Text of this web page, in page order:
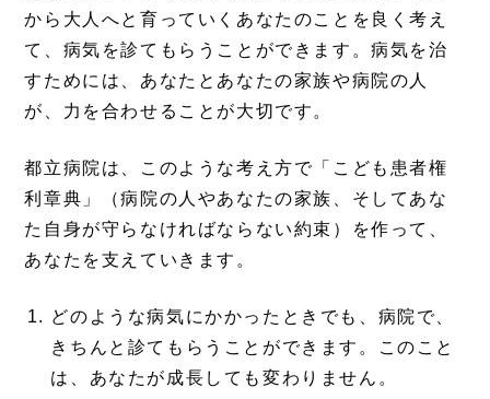
から大人へと育っていくあなたのことを良く考え
て、病気を診てもらうことができます。病気を治
すためには、あなたとあなたの家族や病院の人
が、力を合わせることが大切です。
都立病院は、このような考え方で「こども患者権
利章典」（病院の人やあなたの家族、そしてあな
た自身が守らなければならない約束）を作って、
あなたを支えていきます。
どのような病気にかかったときでも、病院で、
きちんと診てもらうことができます。このこと
は、あなたが成長しても変わりません。